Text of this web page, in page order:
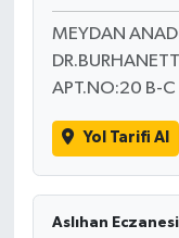
MEYDAN
APT.NO:20 B-C
Yol Tarifi Al
Aslıhan Eczanesi